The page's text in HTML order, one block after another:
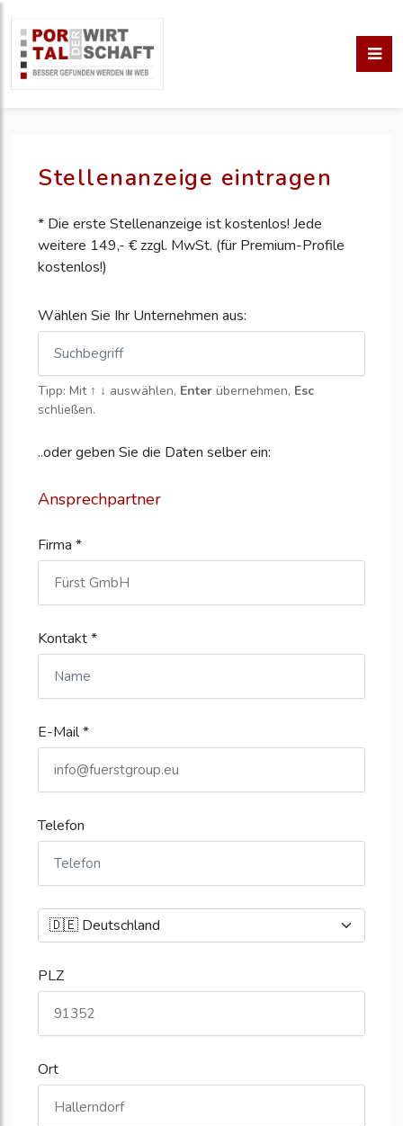
Stellenanzeige eintragen
* Die erste Stellenanzeige ist kostenlos! Jede
weitere 149,- € zzgl. MwSt. (für Premium-Profile
kostenlos!)
Wählen Sie Ihr Unternehmen aus:
Tipp: Mit ↑ ↓ auswählen, Enter übernehmen, Esc
schließen.
..oder geben Sie die Daten selber ein:
Ansprechpartner
Firma *
Kontakt *
E-Mail *
Telefon
PLZ
Ort